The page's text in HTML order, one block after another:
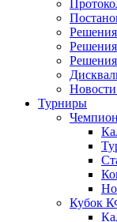
Турниры
Кубок